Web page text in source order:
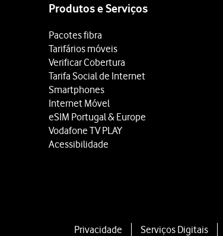
Produtos e Serviços
Pacotes fibra
Tarifários móveis
Verificar Cobertura
Tarifa Social de Internet
Smartphones
Internet Móvel
eSIM Portugal & Europe
Vodafone TV PLAY
Acessibilidade
Privacidade Serviços Digitais